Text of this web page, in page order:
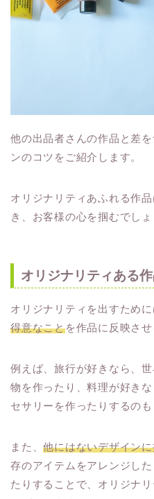
他の出品者さんの作品と差
ンのコツをご紹介します。
オリジナリティあふれる作
き、お客様の心を掴むでしょ
オリジナリティある
オリジナリティを出すため
得意なことを作品に反映させ
例えば、旅行が好きなら、
物を作ったり、料理が好き
セサリーを作ったりするのも
また、他にはないデザイン
存のアイテムをアレンジし
たりすることで、オリジナ